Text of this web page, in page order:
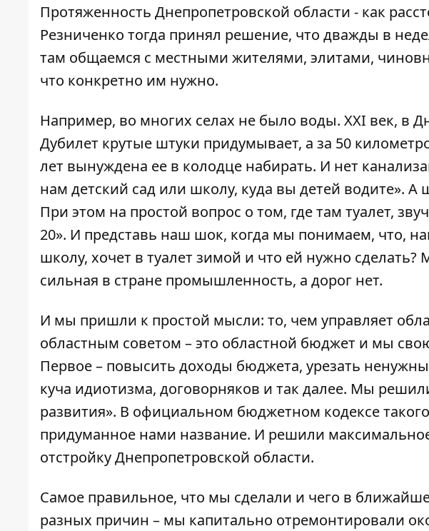
Протяженность Днепропетровской области - как
Резниченко тогда принял решение, что дважды в
там общаемся с местными жителями, элитами,
что конкретно им нужно.
Например, во многих селах не было воды. XXI век, в
Дубилет крутые штуки придумывает, а за 50
лет вынуждена ее в колодце набирать. И нет
нам детский сад или школу, куда вы детей водите».
При этом на простой вопрос о том, где там туалет,
20». И представь наш шок, когда мы понимаем, что,
школу, хочет в туалет зимой и что ей нужно
сильная в стране промышленность, а дорог нет.
И мы пришли к простой мысли: то, чем управляет
областным советом – это областной бюджет и мы
Первое – повысить доходы бюджета, урезать
куча идиотизма, договорняков и так далее. Мы
развития». В официальном бюджетном кодексе
придуманное нами название. И решили
отстройку Днепропетровской области.
Самое правильное, что мы сделали и чего в
разных причин – мы капитально отремонтировали